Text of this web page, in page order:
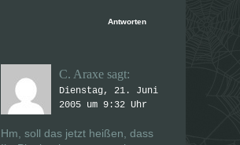
Antworten
C. Araxe sagt:
Dienstag, 21. Juni
2005 um 9:32 Uhr
Hm, soll das jetzt heißen, dass